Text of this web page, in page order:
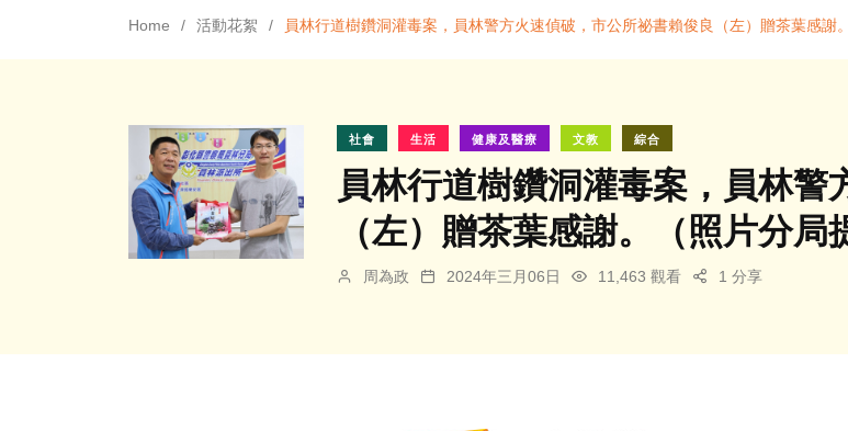
Home 活動花絮 員林行道樹鑽洞灌毒案，員林警方火速偵破，市公所祕書賴俊良（左）贈茶葉感謝
社會 生活 健康及醫療 文教 綜合
員林行道樹鑽洞灌毒案，員林
（左）贈茶葉感謝。（照片分局
周為政 2024年三月06日 11,463 觀看 1 分享